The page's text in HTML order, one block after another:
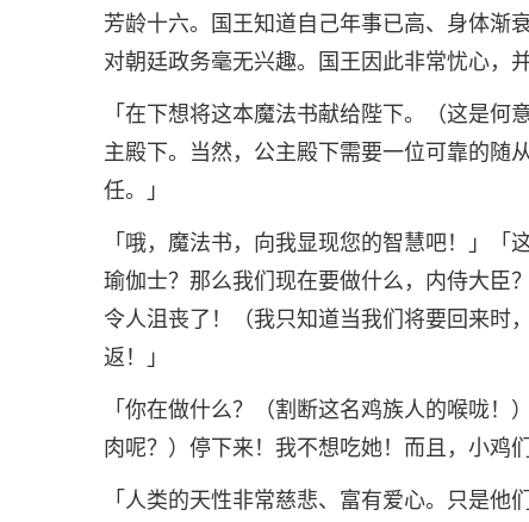
芳龄十六。国王知道自己年事已高、身体渐
对朝廷政务毫无兴趣。国王因此非常忧心，
「在下想将这本魔法书献给陛下。（这是
主殿下。当然，公主殿下需要一位可靠的随
任。」
「哦，魔法书，向我显现您的智慧吧！」
瑜伽士？那么我们现在要做什么，内侍大臣
令人沮丧了！（我只知道当我们将要回来时
返！」
「你在做什么？（割断这名鸡族人的喉咙
肉呢？）停下来！我不想吃她！而且，小鸡
「人类的天性非常慈悲、富有爱心。只是